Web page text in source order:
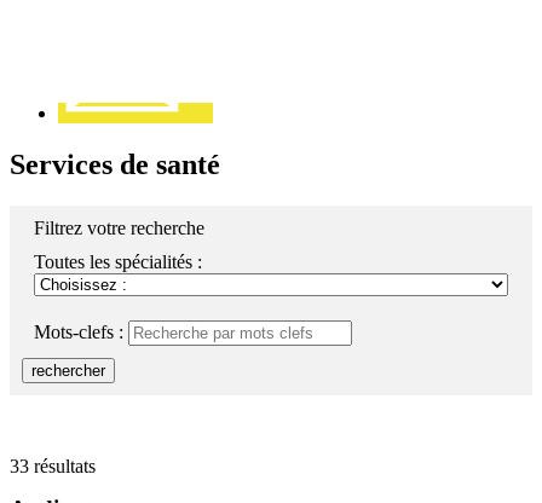
Services de santé
Filtrez votre recherche
Toutes les spécialités :
Mots-clefs :
rechercher
33 résultats